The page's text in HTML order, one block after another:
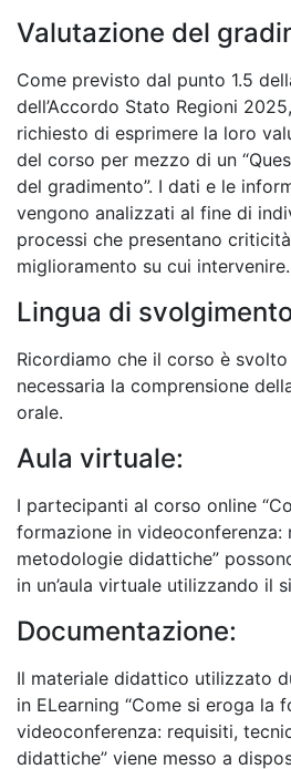
Valutazione del
Come previsto dal punto 1.5
dell’Accordo Stato Regioni
richiesto di esprimere la loro
del corso per mezzo di un
del gradimento”. I dati e le
vengono analizzati al fine di
processi che presentano criticità
miglioramento su cui intervenire.
Lingua di svolgimento
Ricordiamo che il corso è svolto
necessaria la comprensione
orale.
Aula virtuale:
I partecipanti al corso online
formazione in videoconferenza:
metodologie didattiche”
in un’aula virtuale utilizzando il
Documentazione:
Il materiale didattico utilizzato
in ELearning “Come si eroga la
videoconferenza: requisiti,
didattiche” viene messo a